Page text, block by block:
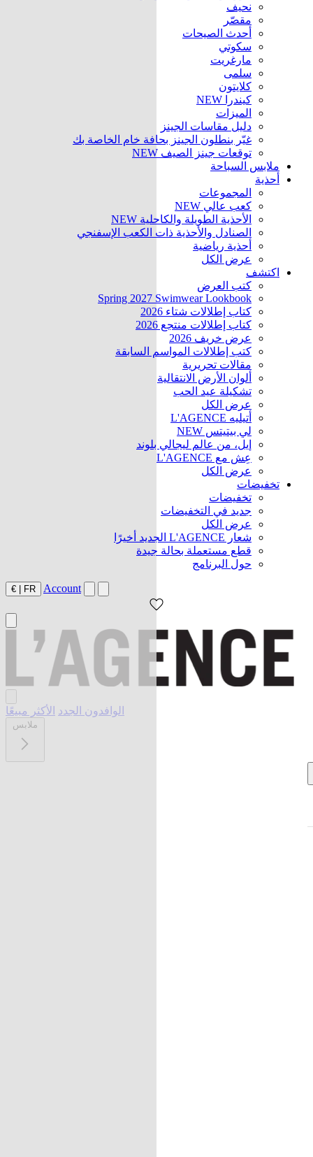
نحيف
مقصّر
أحدث الصيحات
سكوتي
مارغريت
سلمى
كلايتون
كيندرا NEW
الميزات
دليل مقاسات الجينز
غيّر بنطلون الجينز بحافة خام الخاصة بك
توقعات جينز الصيف NEW
ملابس السباحة
أحذية
المجموعات
كعب عالي NEW
الأحذية الطويلة والكاحلية NEW
الصنادل والأحذية ذات الكعب الإسفنجي
أحذية رياضية
عرض الكل
اكتشف
كتب العرض
Spring 2027 Swimwear Lookbook
كتاب إطلالات شتاء 2026
كتاب إطلالات منتجع 2026
عرض خريف 2026
كتب إطلالات المواسم السابقة
مقالات تحريرية
ألوان الأرض الانتقالية
تشكيلة عيد الحب
عرض الكل
أتيليه L'AGENCE
لي بيتيتس NEW
إيل، من عالم ليجالي بلوند
عِش مع L'AGENCE
عرض الكل
تخفيضات
تخفيضات
جديد في التخفيضات
عرض الكل
شعار L'AGENCE الجديد أخيرًا
قطع مستعملة بحالة جيدة
حول البرنامج
FR
€ Account
الوافدون الجدد الأكثر مبيعًا
ملابس